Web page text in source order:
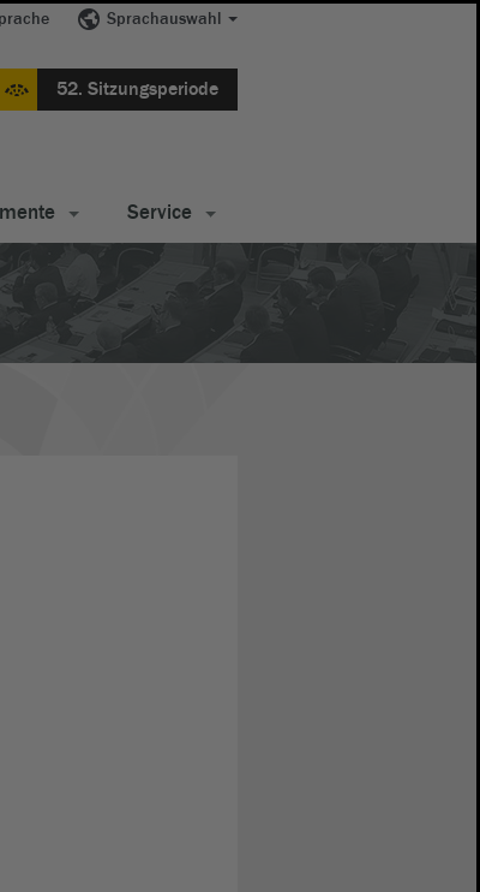
Sprachauswahl
52. Sitzungsperiode
Service